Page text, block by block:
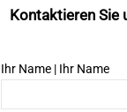
Kontaktieren Sie
Ihr Name | Ihr Name